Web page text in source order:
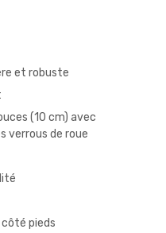
et robuste
(10 cm) avec
verrous de roue
pieds